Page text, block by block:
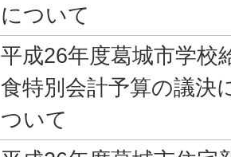
について
平成26年度葛城市学校
食特別会計予算の議決
ついて